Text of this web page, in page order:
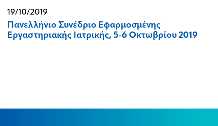
19/10/2019
Πανελλήνιο Συνέδριο Εφαρμοσμένης
Εργαστηριακής Ιατρικής, 5-6 Οκτωβρίου 2019